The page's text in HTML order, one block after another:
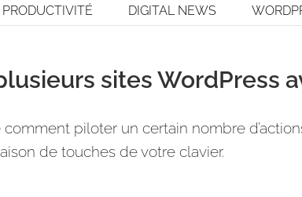
PRODUCTIVITÉ DIGITAL NEWS
sites WordPress
piloter un certain nombre
de touches de votre clavier.